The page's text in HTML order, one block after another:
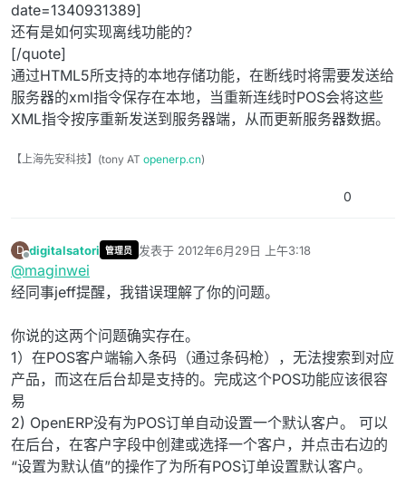
date=1340931389]
还有是如何实现离线功能的？
[/quote]
通过HTML5所支持的本地存储功能，在断线时将需要发送给
服务器的xml指令保存在本地，当重新连线时POS会将这些
XML指令按序重新发送到服务器端，从而更新服务器数据。
【上海先安科技】(tony AT openerp.cn)
0
D digitalsatori 管理员 发表于 2012年6月29日 上午3:18
最后由 编辑
@maginwei
经同事jeff提醒，我错误理解了你的问题。
你说的这两个问题确实存在。
1）在POS客户端输入条码（通过条码枪），无法搜索到对应
产品，而这在后台却是支持的。完成这个POS功能应该很容
易
2) OpenERP没有为POS订单自动设置一个默认客户。 可以
在后台，在客户字段中创建或选择一个客户，并点击右边的
“设置为默认值”的操作了为所有POS订单设置默认客户。